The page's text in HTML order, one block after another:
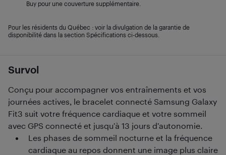
Survol
Conçu pour accompagner vos entraînements et vos
journées actives, le bracelet connecté Samsung Galaxy
Fit3 suit votre fréquence cardiaque et votre sommeil
avec GPS connecté et jusqu’à 13 jours d’autonomie.
Les phases de sommeil nocturne et la fréquence
cardiaque au repos donnent une image plus claire
Buy pour une couverture supplémentaire.
Pour les résidents du Québec : voir la divulgation de la garantie de
disponibilité dans la section Spécifications ci-dessous.